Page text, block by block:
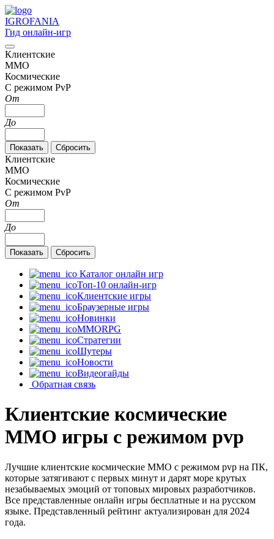
IGROFANIA
Гид онлайн-игр
Клиентские
MMO
Космические
С режимом PvP
От
До
Клиентские
MMO
Космические
С режимом PvP
От
До
Каталог онлайн игр
Топ-10 онлайн-игр
Клиентские игры
Браузерные игры
Новинки
MMORPG
Стратегии
Шутеры
Новости
Видеогайды
Обратная связь
Клиентские космические
MMO игры с режимом pvp
Лучшие клиентские космические MMO с режимом pvp на ПК,
которые затягивают с первых минут и дарят море крутых
незабываемых эмоций от топовых мировых разработчиков.
Все представленные онлайн игры бесплатные и на русском
языке. Представленный рейтинг актуализирован для 2024
года.